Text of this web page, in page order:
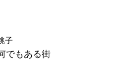
子
でもある街